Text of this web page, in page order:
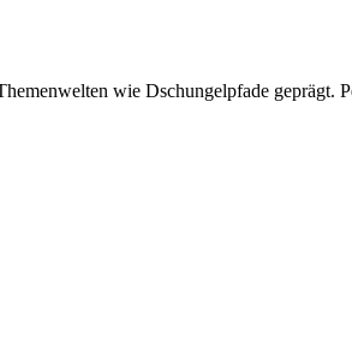
wie Dschungelpfade geprägt.